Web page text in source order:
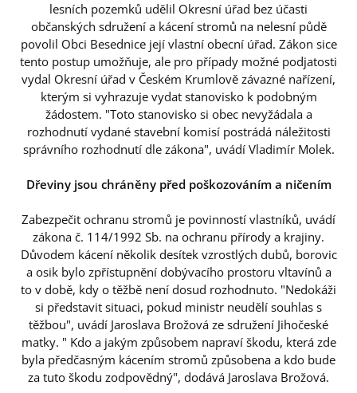
lesních pozemků udělil Okresní úřad bez účasti
občanských sdružení a kácení stromů na nelesní půdě
povolil Obci Besednice její vlastní obecní úřad. Zákon sice
tento postup umožňuje, ale pro případy možné podjatosti
vydal Okresní úřad v Českém Krumlově závazné nařízení,
kterým si vyhrazuje vydat stanovisko k podobným
žádostem. "Toto stanovisko si obec nevyžádala a
rozhodnutí vydané stavební komisí postrádá náležitosti
správního rozhodnutí dle zákona", uvádí Vladimír Molek.
Dřeviny jsou chráněny před poškozováním a ničením
Zabezpečit ochranu stromů je povinností vlastníků, uvádí
zákona č. 114/1992 Sb. na ochranu přírody a krajiny.
Důvodem kácení několik desítek vzrostlých dubů, borovic
a osik bylo zpřístupnění dobývacího prostoru vltavínů a
to v době, kdy o těžbě není dosud rozhodnuto. "Nedokáži
si představit situaci, pokud ministr neudělí souhlas s
těžbou", uvádí Jaroslava Brožová ze sdružení Jihočeské
matky. " Kdo a jakým způsobem napraví škodu, která zde
byla předčasným kácením stromů způsobena a kdo bude
za tuto škodu zodpovědný", dodává Jaroslava Brožová.